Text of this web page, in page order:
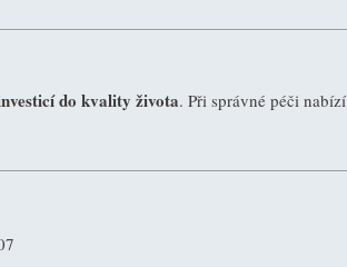
do kvality života. Při správné péči nabízí